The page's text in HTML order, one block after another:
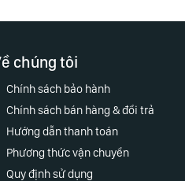
chúng tôi
Chính sách bảo hành
Chính sách bán hàng & đổi trả
Hướng dẫn thanh toán
Phương thức vận chuyển
Quy định sử dụng